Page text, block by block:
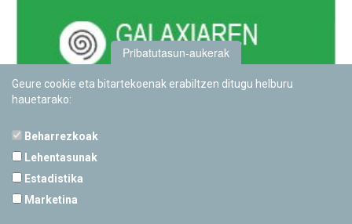
Pribatutasun-aukerak
Geure cookie eta bitartekoenak erabiltzen ditugu helburu
hauetarako:
Beharrezkoak
Lehentasunak
Estadistika
Marketina